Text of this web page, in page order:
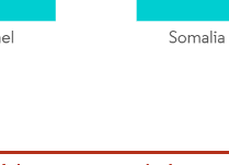
CC BY 4.0.